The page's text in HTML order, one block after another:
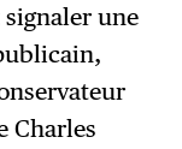
une
Charles